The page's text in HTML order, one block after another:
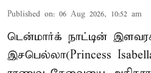
Published on: 06 Aug 2026, 10:52 am
டென்மார்க் நாட்டின்
இசபெல்லா(Princess